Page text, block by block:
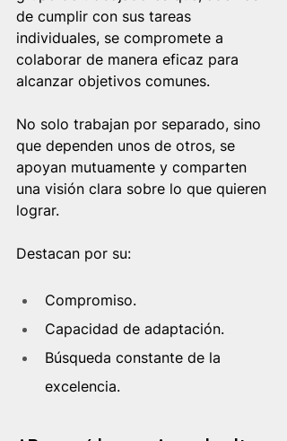
de cumplir con sus tareas
individuales, se compromete a
colaborar de manera eficaz para
alcanzar objetivos comunes.
No solo trabajan por separado, sino
que dependen unos de otros, se
apoyan mutuamente y comparten
una visión clara sobre lo que quieren
lograr.
Destacan por su:
Compromiso.
Capacidad de adaptación.
Búsqueda constante de la
excelencia.